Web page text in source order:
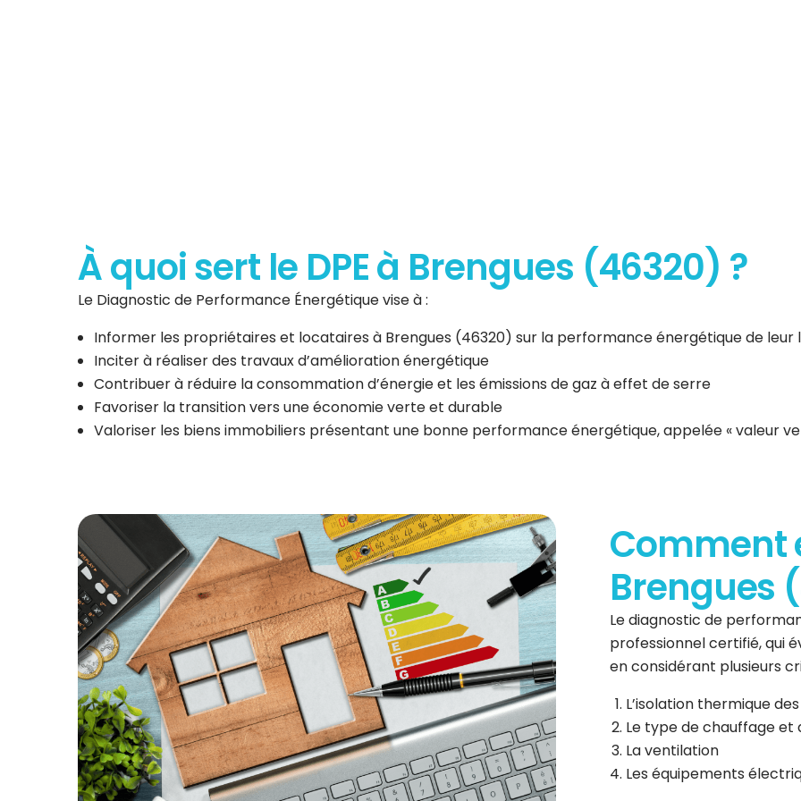
À quoi sert le DPE à Brengues (46320) ?
Le Diagnostic de Performance Énergétique vise à :
Informer les propriétaires et locataires à Brengues (46320) sur la performance énergétique de leur
Inciter à réaliser des travaux d’amélioration énergétique
Contribuer à réduire la consommation d’énergie et les émissions de gaz à effet de serre
Favoriser la transition vers une économie verte et durable
Valoriser les biens immobiliers présentant une bonne performance énergétique, appelée « valeur
Comment
Brengues
Le diagnostic de
professionnel certifié, qui
en considérant plusieurs
L’isolation thermique
Le type de chauffage et
La ventilation
Les équipements